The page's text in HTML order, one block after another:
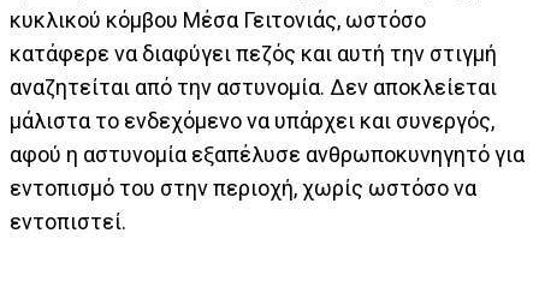
κυκλικού κόμβου Μέσα Γειτονιάς, ωστόσο
κατάφερε να διαφύγει πεζός και αυτή την στιγμή
αναζητείται από την αστυνομία. Δεν αποκλείεται
μάλιστα το ενδεχόμενο να υπάρχει και συνεργός,
αφού η αστυνομία εξαπέλυσε ανθρωποκυνηγητό για
εντοπισμό του στην περιοχή, χωρίς ωστόσο να
εντοπιστεί.